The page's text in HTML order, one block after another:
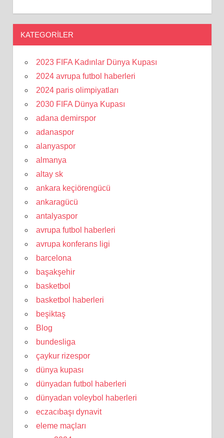
KATEGORILER
2023 FIFA Kadınlar Dünya Kupası
2024 avrupa futbol haberleri
2024 paris olimpiyatları
2030 FIFA Dünya Kupası
adana demirspor
adanaspor
alanyaspor
almanya
altay sk
ankara keçiörengücü
ankaragücü
antalyaspor
avrupa futbol haberleri
avrupa konferans ligi
barcelona
başakşehir
basketbol
basketbol haberleri
beşiktaş
Blog
bundesliga
çaykur rizespor
dünya kupası
dünyadan futbol haberleri
dünyadan voleybol haberleri
eczacıbaşı dynavit
eleme maçları